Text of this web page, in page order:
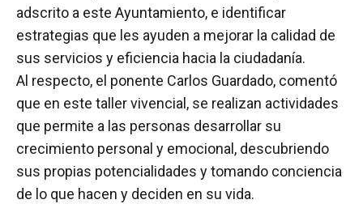
adscrito a este Ayuntamiento, e identificar
estrategias que les ayuden a mejorar la calidad de
sus servicios y eficiencia hacia la ciudadanía.
Al respecto, el ponente Carlos Guardado, comentó
que en este taller vivencial, se realizan actividades
que permite a las personas desarrollar su
crecimiento personal y emocional, descubriendo
sus propias potencialidades y tomando conciencia
de lo que hacen y deciden en su vida.